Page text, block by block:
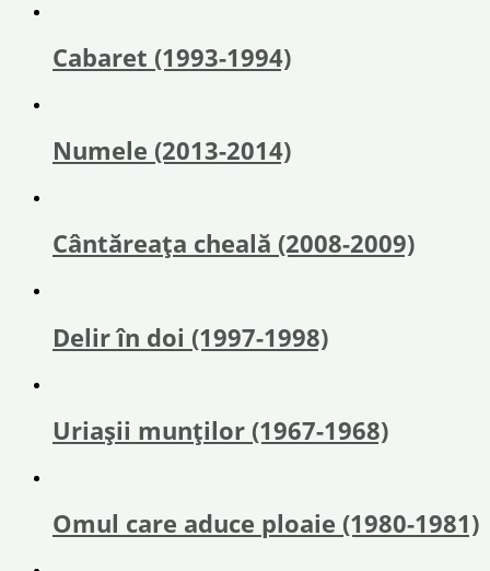
Cabaret (1993-1994)
Numele (2013-2014)
Cântăreața cheală (2008-2009)
Delir în doi (1997-1998)
Uriaşii munţilor (1967-1968)
Omul care aduce ploaie (1980-1981)